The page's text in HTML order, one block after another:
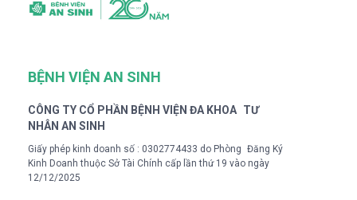
BỆNH VIỆN AN SINH
CÔNG TY CỔ PHẦN BỆNH VIỆN ĐA KHOA TƯ
NHÂN AN SINH
Giấy phép kinh doanh số : 0302774433 do Phòng Đăng Ký
Kinh Doanh thuộc Sở Tài Chính cấp lần thứ 19 vào ngày
12/12/2025